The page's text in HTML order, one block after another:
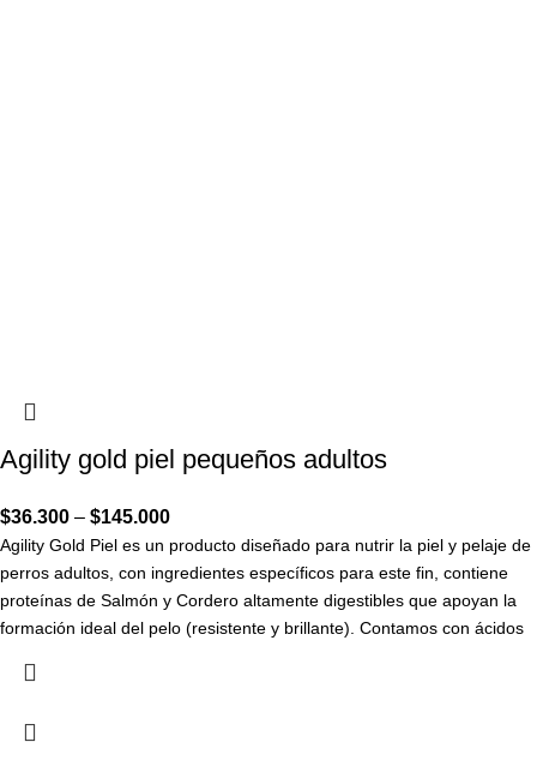
Agility gold piel pequeños adultos
$36.300 – $145.000
Agility Gold Piel es un producto diseñado para nutrir la piel y pelaje de
perros adultos, con ingredientes específicos para este fin, contiene
proteínas de Salmón y Cordero altamente digestibles que apoyan la
formación ideal del pelo (resistente y brillante). Contamos con ácidos
hidratada y elástica la cual favorece la salud integral de la misma, con
fortalecimiento del sistema inmunológico, así como con la adición de